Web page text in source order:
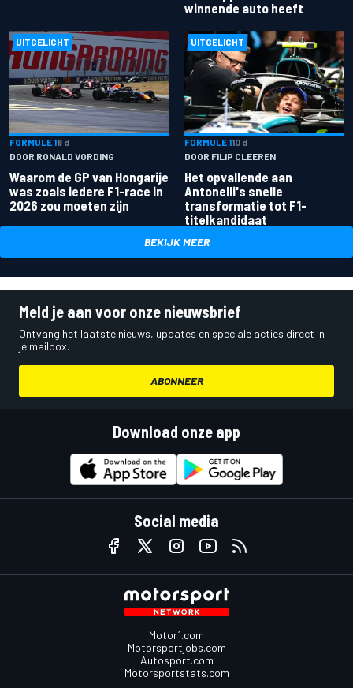
winnende auto heeft
UITGELICHT
FORMULE 18 d
DOOR RONALD VORDING
Waarom de GP van Hongarije
was zoals iedere F1-race in
2026 zou moeten zijn
UITGELICHT
FORMULE 110 d
DOOR FILIP CLEEREN
Het opvallende aan
Antonelli's snelle
transformatie tot F1-
titelkandidaat
BEKIJK MEER
Meld je aan voor onze nieuwsbrief
Ontvang het laatste nieuws, updates en speciale acties direct in
je mailbox.
ABONNEER
Download onze app
Social media
Motor1.com
Motorsportjobs.com
Autosport.com
Motorsportstats.com